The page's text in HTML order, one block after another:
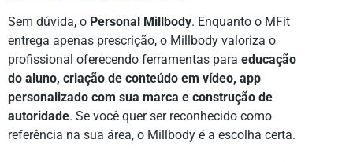
Sem dúvida, o Personal Millbody. Enquanto o MFit
entrega apenas prescrição, o Millbody valoriza o
profissional oferecendo ferramentas para educação
do aluno, criação de conteúdo em vídeo, app
personalizado com sua marca e construção de
autoridade. Se você quer ser reconhecido como
referência na sua área, o Millbody é a escolha certa.